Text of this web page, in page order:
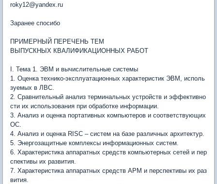
roky12@yandex.ru
Заранее спосибо
ПРИМЕРНЫЙ ПЕРЕЧЕНЬ ТЕМ
ВЫПУСКНЫХ КВАЛИФИКАЦИОННЫХ РАБОТ
I. Тема 1. ЭВМ и вычислительные системы
1. Оценка технико-эксплуатационных характеристик ЭВМ, исполь
зуемых в ЛВС.
2. Сравнительный анализ терминальных устройств и эффективно
сти их использования при обработке информации.
3. Анализ и оценка портативных компьютеров и соответствующих
ОС.
4. Анализ и оценка RISC – систем на базе различных архитектур.
5. Энергозащитные комплексы информационных систем.
6. Характеристика аппаратных средств компьютерных сетей и пер
спективы их развития.
7. Характеристика аппаратных средств АРМ и перспективы их раз
вития.